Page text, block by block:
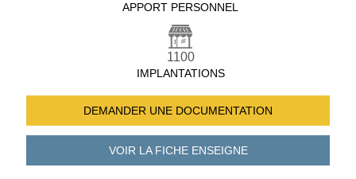
APPORT PERSONNEL
1100
IMPLANTATIONS
DEMANDER UNE DOCUMENTATION
VOIR LA FICHEENSEIGNE